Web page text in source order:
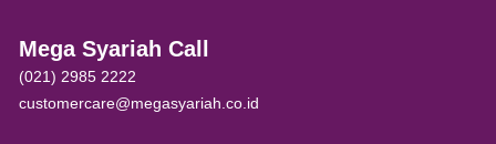
Mega Syariah Call
(021) 2985 2222
customercare@megasyariah.co.id